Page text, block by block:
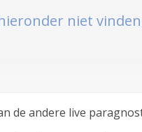
niet
de andere live